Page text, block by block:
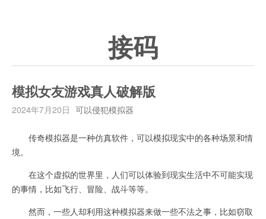
接码
模拟女友游戏真人破解版
2024年7月20日 可以侵犯模拟器
传奇模拟器是一种仿真软件，可以模拟现实中的各种场景和情
境。
在这个虚拟的世界里，人们可以体验到现实生活中不可能实现
的事情，比如飞行、冒险、战斗等等。
然而，一些人却利用这种模拟器来做一些不法之事，比如窃取